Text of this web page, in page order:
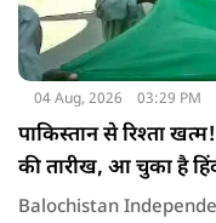
04 Aug, 2026 03:29 PM
पाकिस्तान से रिश्ता
की तारीख, आ चुका है
Balochistan